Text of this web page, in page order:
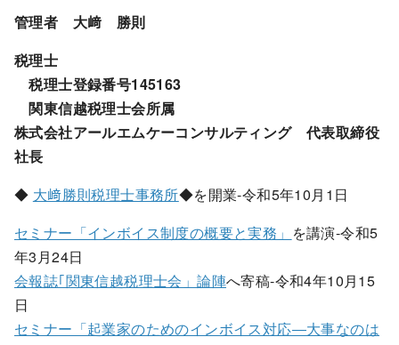
管理者 大﨑 勝則
税理士
税理士登録番号145163
関東信越税理士会所属
株式会社アールエムケーコンサルティング 代表取締役
社長
◆ 大﨑勝則税理士事務所◆を開業-令和5年10月1日
セミナー「インボイス制度の概要と実務」 を講演-令和5
年3月24日
会報誌｢関東信越税理士会」論陣へ寄稿-令和4年10月15
日
セミナー「起業家のためのインボイス対応―大事なのは